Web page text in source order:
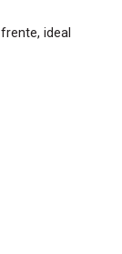
ideal